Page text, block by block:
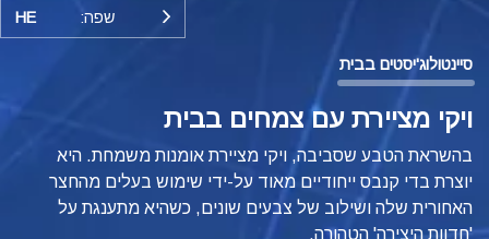
שפה: HE
סיינטולוג'יסטים בבית
ויקי מציירת עם צמחים בבית
בהשראת הטבע שסביבה, ויקי מציירת אומנות משמחת. היא
יוצרת בדי קנבס ייחודיים מאוד על-ידי שימוש בעלים מהחצר
האחורית שלה ושילוב של צבעים שונים, כשהיא מתענגת על
'חדוות היצירה' הטהורה.